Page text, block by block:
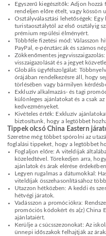
Egyszerű kiegészítők: Adjon
rendeljen előre ételt, vagy kössön
Osztályválasztási lehetőségek:
turistaosztálytól az első osztályig
prémium repülési élményért.
Többféle fizetési mód: Válasszon
PayPal, e-pénztárcák és számos
Zökkenőmentes
visszaigazolását és a jegyet
Globális ügyfélszolgálat:
órájában rendelkezésre áll, hogy
törlésében vagy bármilyen
Exkluzív alkalmazás- és tagi
különleges ajánlatokat és a csak
kedvezményeket.
Kivételes érték: Exkluzív
biztosítunk, hogy a legtöbbet
Tippek olcsó China Eastern
Szeretne még többet spórolni az
foglalási tippeket, hogy a legtöbbet
Foglaljon előre: A viteldíjak
közeledtével. Törekedjen arra,
ajánlatok és árak elérése érdekében.
Legyen rugalmas a dátumokkal:
viteldíjak összehasonlításához
Utazzon hétközben: A keddi és
hétvégi járatok.
Vadásszon a promóciókra:
promóciós kódokért és a(z) China
ajánlataiért.
Kerülje a csúcsszezonokat: Az
ünnepi időszakok felhajtják az